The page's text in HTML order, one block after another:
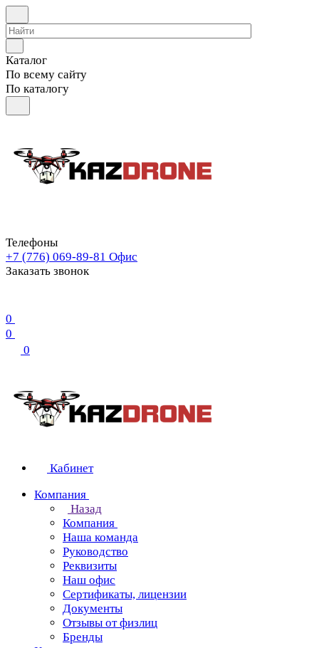
Каталог
По всему сайту
По каталогу
Телефоны
+7 (776) 069-89-81 Офис
Заказать звонок
0
0
0
Кабинет
Компания
Назад
Компания
Наша команда
Руководство
Реквизиты
Наш офис
Сертификаты, лицензии
Документы
Отзывы от физлиц
Бренды